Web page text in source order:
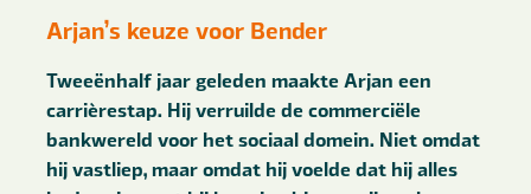
Arjan’s keuze voor Bender
Tweeënhalf jaar geleden maakte Arjan een
carrièrestap. Hij verruilde de commerciële
bankwereld voor het sociaal domein. Niet omdat
hij vastliep, maar omdat hij voelde dat hij alles